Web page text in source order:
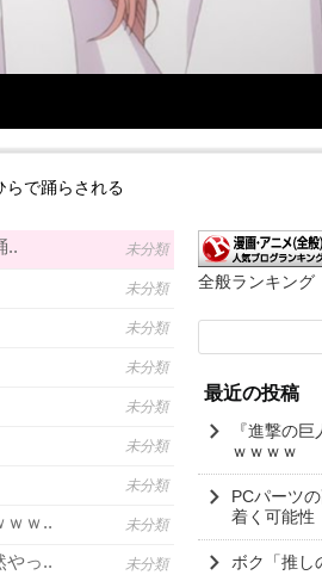
らで踊らされる
.. 未分類
未分類
未分類
未分類
未分類
未分類
未分類
ｗｗ.. 未分類
やっ.. 未分類
全般ランキング
索:
最近の投稿
『進撃の
ｗｗｗｗ
PCパーツ
着く可能性
ボク「推し